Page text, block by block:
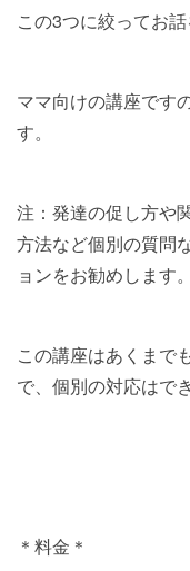
この3つに絞ってお話
ママ向けの講座です
す。
注：発達の促し方や
方法など個別の質問
ョンをお勧めします。
この講座はあくまで
で、個別の対応はで
＊料金＊